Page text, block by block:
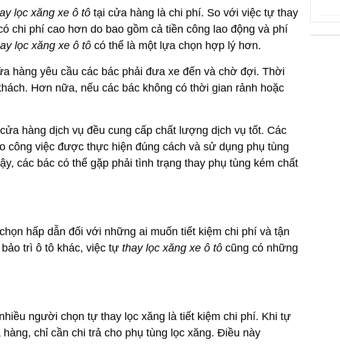
lọc xăng xe ô tô tại cửa hàng là chi phí. So với việc tự thay
chi phí cao hơn do bao gồm cả tiền công lao động và phí
lọc xăng xe ô tô có thể là một lựa chọn hợp lý hơn.
hàng yêu cầu các bác phải đưa xe đến và chờ đợi. Thời
Hơn nữa, nếu các bác không có thời gian rảnh hoặc
hàng dịch vụ đều cung cấp chất lượng dịch vụ tốt. Các
công việc được thực hiện đúng cách và sử dụng phụ tùng
các bác có thể gặp phải tình trạng thay phụ tùng kém chất
hấp dẫn đối với những ai muốn tiết kiệm chi phí và tận
trì ô tô khác, việc tự thay lọc xăng xe ô tô cũng có những
người chọn tự thay lọc xăng là tiết kiệm chi phí. Khi tự
chỉ cần chi trả cho phụ tùng lọc xăng. Điều này